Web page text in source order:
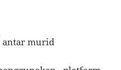
antar murid